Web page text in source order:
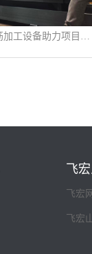
飞宏智能钢筋加工设备助力项目施工建设
飞
飞宏
飞宏